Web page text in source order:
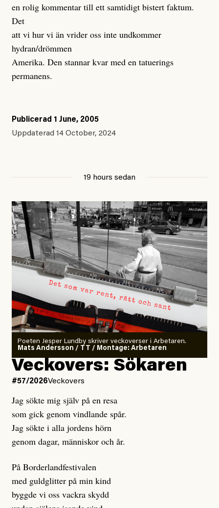
en rolig kommentar till ett samtidigt bistert faktum.
Det
att vi hur vi än vrider oss inte undkommer
hydran/drömmen
Amerika. Den stannar kvar med en tatuerings
permanens.
Publicerad 1 June, 2005
Uppdaterad 14 October, 2024
19 hours sedan
Poeten Jesper Lundby skriver veckoverser i Arbetaren.
Mats Andersson / TT / Montage: Arbetaren
Veckovers: Sökaren
#57/2026Veckovers
Jag sökte mig själv på en resa
som gick genom vindlande spår.
Jag sökte i alla jordens hörn
genom dagar, människor och år.
På Borderlandfestivalen
med guldglitter på min kind
byggde vi oss vackra skydd